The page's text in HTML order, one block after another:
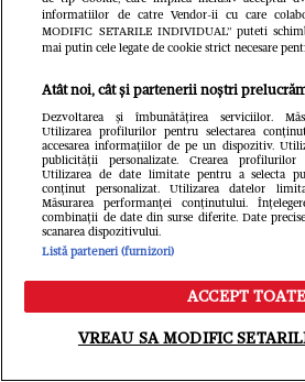
39.99 RON
Urmărește-ne pe
Libertatea.ro
Meniu Caută
informatiilor de catre Vendor-ii cu care
MODIFIC SETARILE INDIVIDUAL” puteti
mai putin cele legate de cookie strict necesare
Atât noi, cât și partenerii noștri
Dezvoltarea și îmbunătățirea serviciilor.
Utilizarea profilurilor pentru selectarea
accesarea informațiilor de pe un dispozitiv.
publicității personalizate. Crearea profilurilor
Utilizarea de date limitate pentru a selecta
conținut personalizat. Utilizarea datelor
Măsurarea performanței conținutului.
combinații de date din surse diferite. Date
scanarea dispozitivului.
Listă parteneri (furnizori)
ACCEPT TOATE
VREAU SA MODIFIC